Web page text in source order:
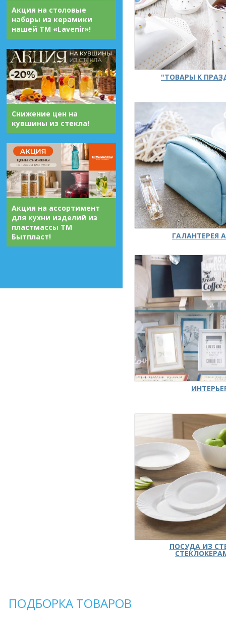
Акция на столовые
наборы из керамики
нашей ТМ «Lavenir»!
Снижение цен на
кувшины из стекла!
Акция на ассортимент
для кухни изделий из
пластмассы ТМ
Бытпласт!
"ТОВАРЫ К
ГАЛАНТЕРЕЯ
ПОСУДА ИЗ
ПОДБОРКА ТОВАРОВ